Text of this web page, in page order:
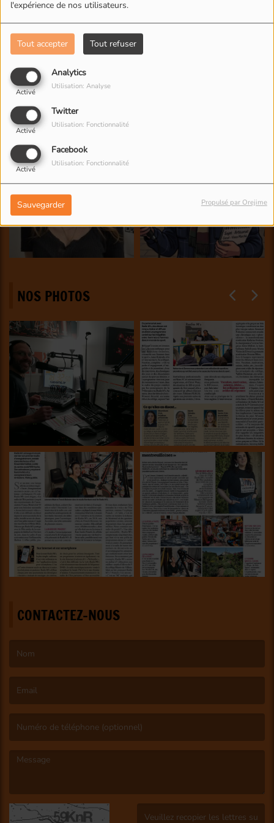
l'expérience de nos utilisateurs.
Tout accepter Tout refuser
Analytics
Activé
Utilisation: Analyse
Twitter
Activé
Utilisation: Fonctionnalité
Facebook
Activé
Utilisation: Fonctionnalité
Sauvegarder Propulsé par Orejime
NOS PHOTOS
CONTACTEZ-NOUS